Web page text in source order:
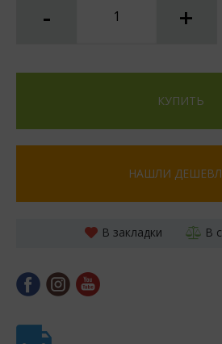
- +
КУПИТЬ
НАШЛИ
В закладки В